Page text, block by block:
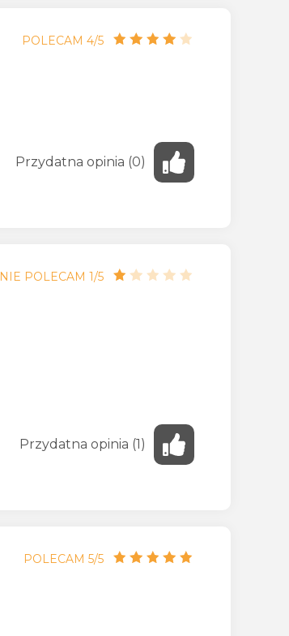
POLECAM 4/5
Przydatna opinia (0)
NIE POLECAM 1/5
Przydatna opinia (1)
POLECAM 5/5